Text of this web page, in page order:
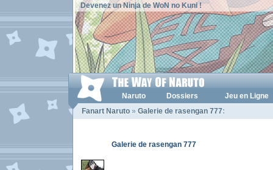
Devenez un Ninja de WoN no Kuni !
Naruto Dossiers
Jeu en Ligne
Fanart Naruto » Galerie de rasengan 777:
Galerie de rasengan 777